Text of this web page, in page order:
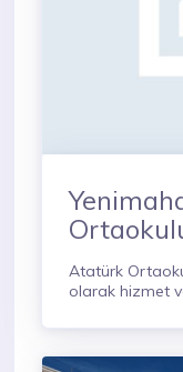
Atatürk
olarak hizmet